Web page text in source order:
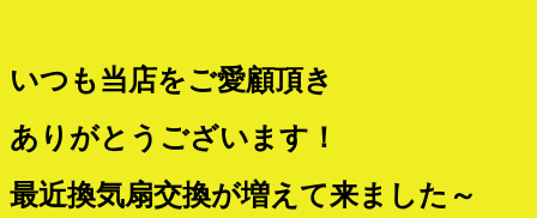
いつも当店をご愛顧頂き
ありがとうございます！
最近換気扇交換が増えて来ました～